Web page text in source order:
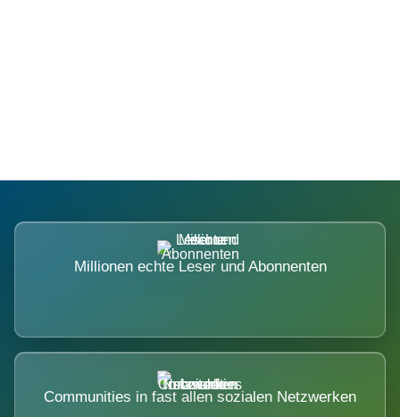
Millionen echte Leser und Abonnenten
Communities in fast allen sozialen Netzwerken